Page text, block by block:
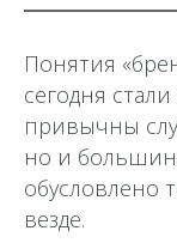
Понятия
сегодня
привычны
но и
обусловлено
везде.